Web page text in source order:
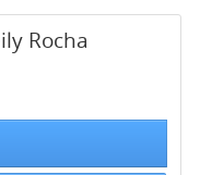
Rocha